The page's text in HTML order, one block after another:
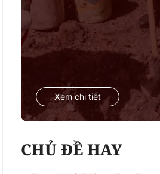
Xem chi tiết
CHỦ ĐỀ HAY